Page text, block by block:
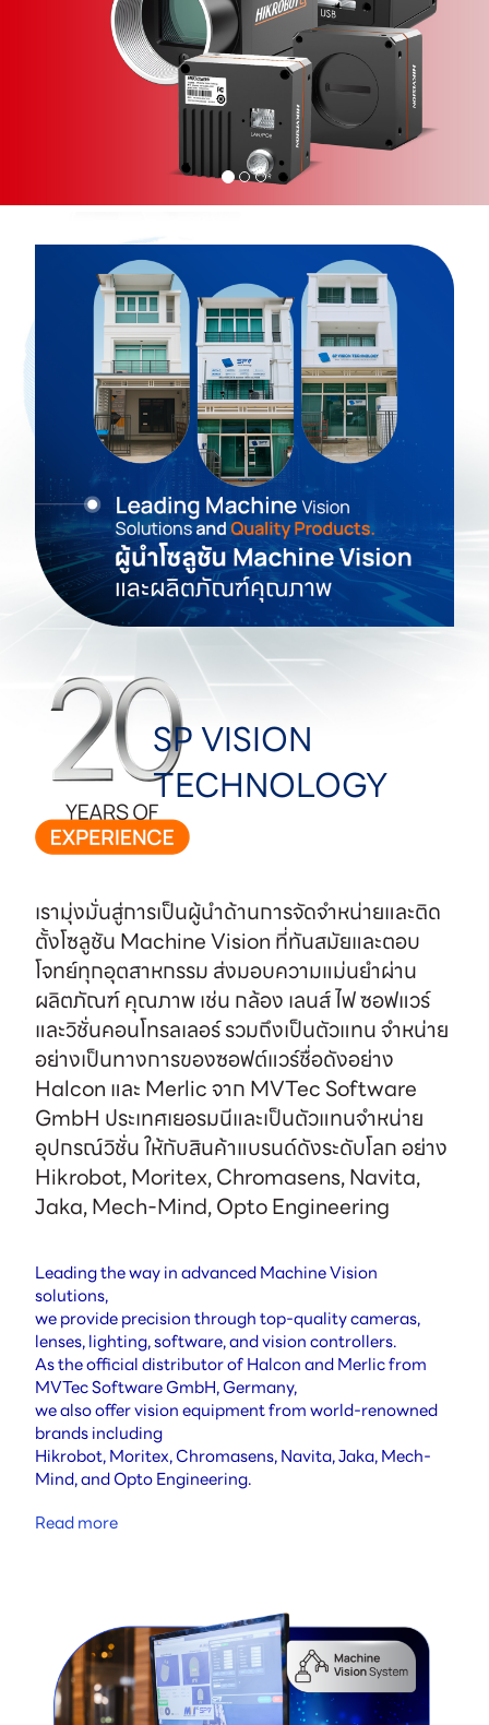
SP VISION
TECHNOLOGY
เรามุ่งมั่นสู่การเป็นผู้นำด้านการจัดจำหน่ายและติด
ตั้งโซลูชัน Machine Vision ที่ทันสมัยและตอบ
โจทย์ทุกอุตสาหกรรม ส่งมอบความแม่นยำผ่าน
ผลิตภัณฑ์ คุณภาพ เช่น กล้อง เลนส์ ไฟ ซอฟแวร์
และวิชั่นคอนโทรลเลอร์ รวมถึงเป็นตัวแทน จำหน่าย
อย่างเป็นทางการของซอฟต์แวร์ชื่อดังอย่าง
Halcon และ Merlic จาก MVTec Software
GmbH ประเทศเยอรมนีและเป็นตัวแทนจำหน่าย
อุปกรณ์วิชั่น ให้กับสินค้าแบรนด์ดังระดับโลก อย่าง
Hikrobot, Moritex, Chromasens, Navita,
Jaka, Mech-Mind, Opto Engineering
Leading the way in advanced Machine Vision
solutions,
we provide precision through top-quality cameras,
lenses, lighting, software, and vision controllers.
As the official distributor of Halcon and Merlic from
MVTec Software GmbH, Germany,
we also offer vision equipment from world-renowned
brands including
Hikrobot, Moritex, Chromasens, Navita, Jaka, Mech-
Mind, and Opto Engineering.
Read more